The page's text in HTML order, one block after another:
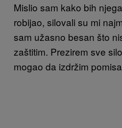
Mislio sam kako bih
robijao, silovali su mi
sam užasno besan što
zaštitim. Prezirem sve
mogao da izdržim